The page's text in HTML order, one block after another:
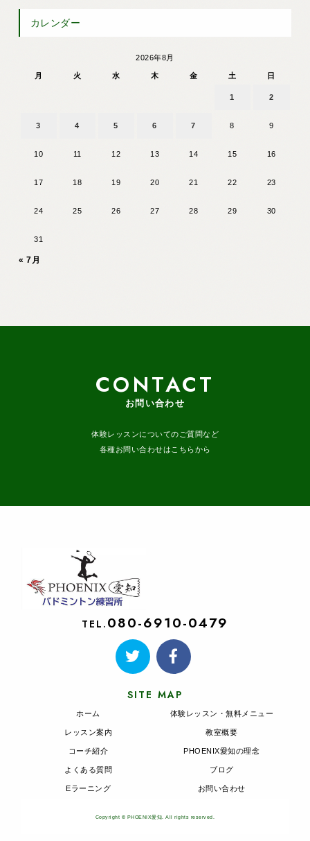
カレンダー
2026年8月
月 火 水 木 金 土 日
1 2
3 4 5 6 7 8 9
10 11 12 13 14 15 16
17 18 19 20 21 22 23
24 25 26 27 28 29 30
31
« 7月
CONTACT
お問い合わせ
体験レッスンについてのご質問など
各種お問い合わせはこちらから
TEL. 080-6910-0479
SITE MAP
ホーム
レッスン案内
コーチ紹介
よくある質問
Eラーニング
体験レッスン・無料メニュー
教室概要
PHOENIX愛知の理念
ブログ
お問い合わせ
Copyright © PHOENIX愛知. All rights reserved.